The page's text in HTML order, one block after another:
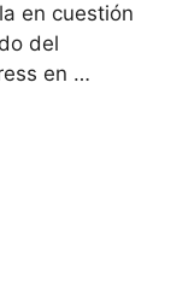
en cuestión
del
en …